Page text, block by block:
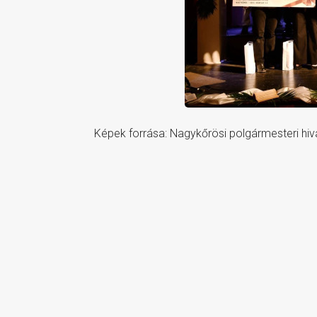
Képek forrása: Nagykőrösi polgármesteri